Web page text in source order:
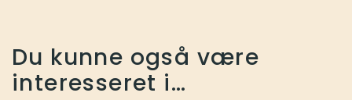
Du kunne også være
interesseret i…